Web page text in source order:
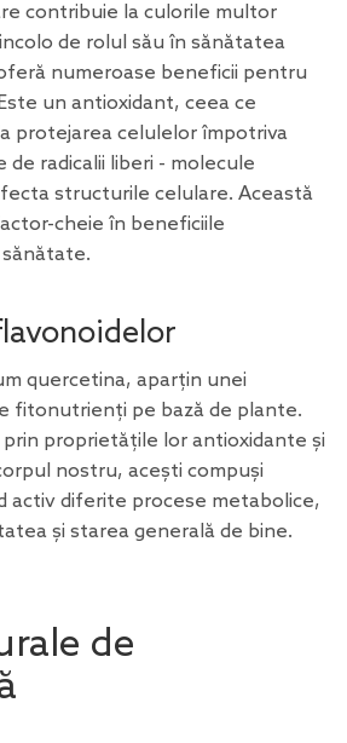
contribuie la culorile multor
de rolul său în sănătatea
numeroase beneficii pentru
un antioxidant, ceea ce
protejarea celulelor împotriva
radicalii liberi - molecule
structurile celulare. Această
cheie în beneficiile
quercetina, aparțin unei
fitonutrienți pe bază de plante.
prin proprietățile lor antioxidante și
nostru, acești compuși
activ diferite procese metabolice,
și starea generală de bine.
de